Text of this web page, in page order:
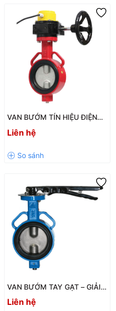
VAN BƯỚM TÍN HIỆU ĐIỆN
THÁI ĐÓNG/MỞ CHO HỆ
Liên hệ
VAN BƯỚM TAY GẠT – GIẢI
PHÁP ĐÓNG MỞ DÒNG
CHẢY HIỆU QUẢ CHO HỆ
Liên hệ